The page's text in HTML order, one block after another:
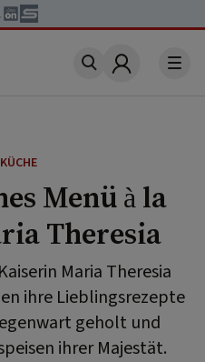
Account
Menü à la
Theresia
Maria Theresia
ihre Lieblingsrezepte
geholt und
ihrer Majestät.